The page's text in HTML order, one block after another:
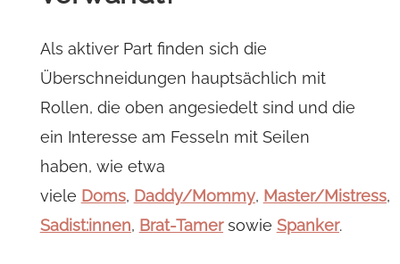
Als aktiver Part finden sich die
Überschneidungen hauptsächlich mit
Rollen, die oben angesiedelt sind und die
ein Interesse am Fesseln mit Seilen
haben, wie etwa
viele Doms, Daddy/Mommy, Master/Mistress,
Sadist:innen, Brat-Tamersowie Spanker.